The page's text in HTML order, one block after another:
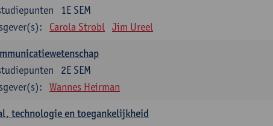
1E SEM
Carola Strobl Jim Ureel
2E SEM
Wannes Heirman
technologie en toegankelijkheid